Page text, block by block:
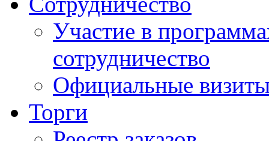
Участие в
сотрудничество
Официальные
Торги